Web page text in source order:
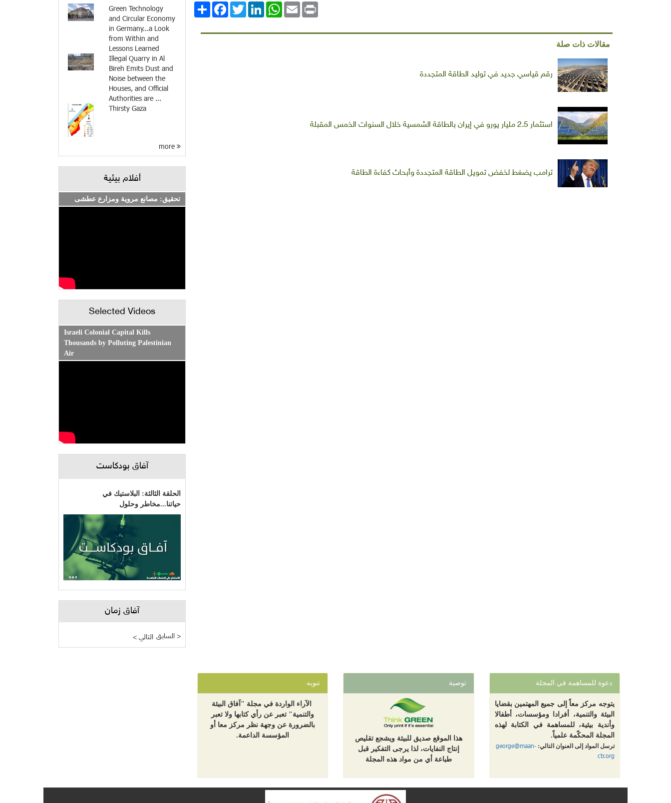
انشر
FacebookTwitterLinkedIn
WhatsAppEmail Print
مقالات ذات صلة
رقم قياسي جديد في توليد الطاقة المتجددة
استثمار 2.5 مليار يورو في إيران بالطاقة الشمسية خلال السنوات الخمس المقبلة
ترامب يضغط لخفض تمويل الطاقة المتجددة وأبحاث كفاءة الطاقة
Green Technology
and Circular Economy
in Germany...a Look
from Within and
Lessons Learned
Illegal Quarry in Al
Bireh Emits Dust and
Noise between the
Houses, and Official
Authorities are ...
Thirsty Gaza
أفلام بيئية
تحقيق: مصانع مروية ومزارع عطشى
Selected Videos
Israeli Colonial Capital Kills
Thousands by Polluting Palestinian
Air
آفاق بودكاست
الحلقة الثالثة: البلاستيك في
حياتنا...مخاطر وحلول
آفاق زمان
< التالي السابق >
دعوة للمساهمة في المجلة
يتوجه مركز معاً إلى جميع المهتمين بقضايا
البيئة والتنمية، أفرادا ومؤسسات، أطفالا
وأندية بيئية، للمساهمة في الكتابة لهذه
المجلة المحكّمة علمياً.
ترسل المواد إلى العنوان التالي:george@maan-
ctr.org
توصية
هذا الموقع صديق للبيئة ويشجع تقليص
إنتاج النفايات، لذا يرجى التفكير قبل
طباعة أي من مواد هذه المجلة
تنويه
الآراء الواردة في مجلة "آفاق البيئة
والتنمية" تعبر عن رأي كتابها ولا تعبر
بالضرورة عن وجهة نظر مركز معا أو
المؤسسة الداعمة.